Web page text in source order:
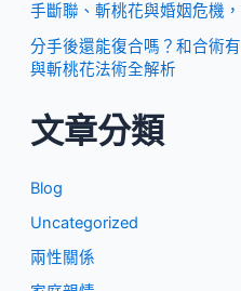
手斷聯、斬桃花與婚姻危機
分手後還能復合嗎？和合術
與斬桃花法術全解析
文章分類
Blog
Uncategorized
兩性關係